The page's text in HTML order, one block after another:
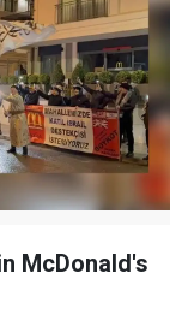
McDonald's